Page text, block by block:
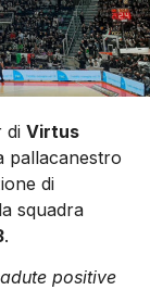
di Virtus
pallacanestro
di
squadra
.
positive